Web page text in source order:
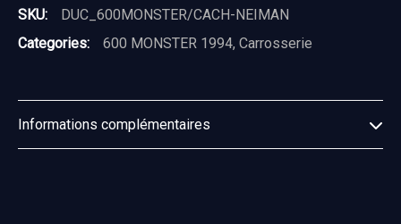
SKU:
DUC_600MONSTER/CACH-NEIMAN
Categories:
600 MONSTER 1994, Carrosserie
Informations complémentaires